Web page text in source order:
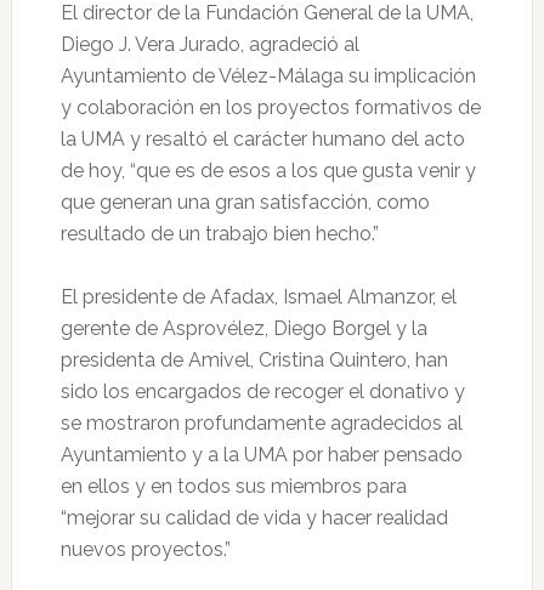
El director de la Fundación General de la UMA,
Diego J. Vera Jurado, agradeció al
Ayuntamiento de Vélez-Málaga su implicación
y colaboración en los proyectos formativos de
la UMA y resaltó el carácter humano del acto
de hoy, “que es de esos a los que gusta venir y
que generan una gran satisfacción, como
resultado de un trabajo bien hecho.”
El presidente de Afadax, Ismael Almanzor, el
gerente de Asprovélez, Diego Borgel y la
presidenta de Amivel, Cristina Quintero, han
sido los encargados de recoger el donativo y
se mostraron profundamente agradecidos al
Ayuntamiento y a la UMA por haber pensado
en ellos y en todos sus miembros para
“mejorar su calidad de vida y hacer realidad
nuevos proyectos.”